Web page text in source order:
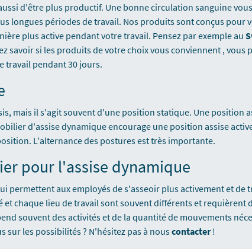
d'être plus productif. Une bonne circulation sanguine
longues périodes de travail. Nos produits sont conçus pour
plus active pendant votre travail. Pensez par exemple au
savoir si les produits de votre choix vous conviennent , vous
travail pendant 30 jours.
mais il s'agit souvent d'une position statique. Une position
d'assise dynamique encourage une position assise
L'alternance des postures est très importante.
pour l'assise dynamique
permettent aux employés de s'asseoir plus activement et de
et chaque lieu de travail sont souvent différents et requièrent
souvent des activités et de la quantité de mouvements
sur les possibilités ? N'hésitez pas à nouscontacter!